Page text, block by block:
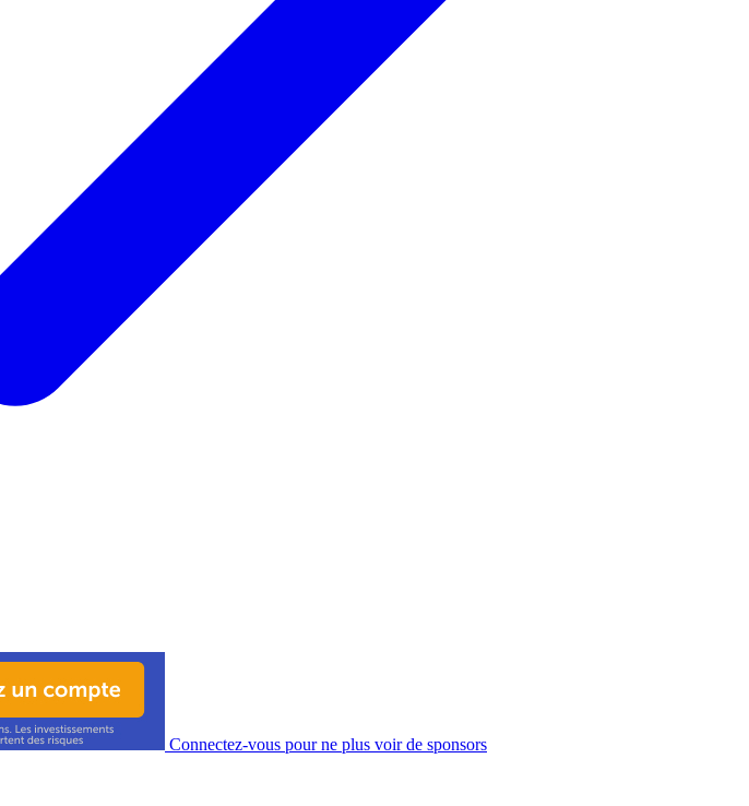
Connectez-vous pour ne plus voir de sponsors